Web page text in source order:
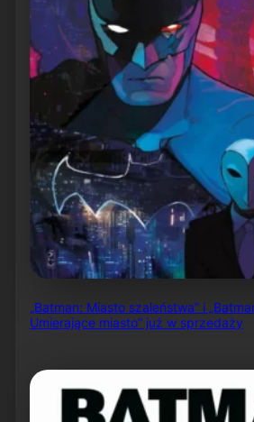
„Batman: Miasto szaleństwa” i
Umierające miasto” już w sprzedaży